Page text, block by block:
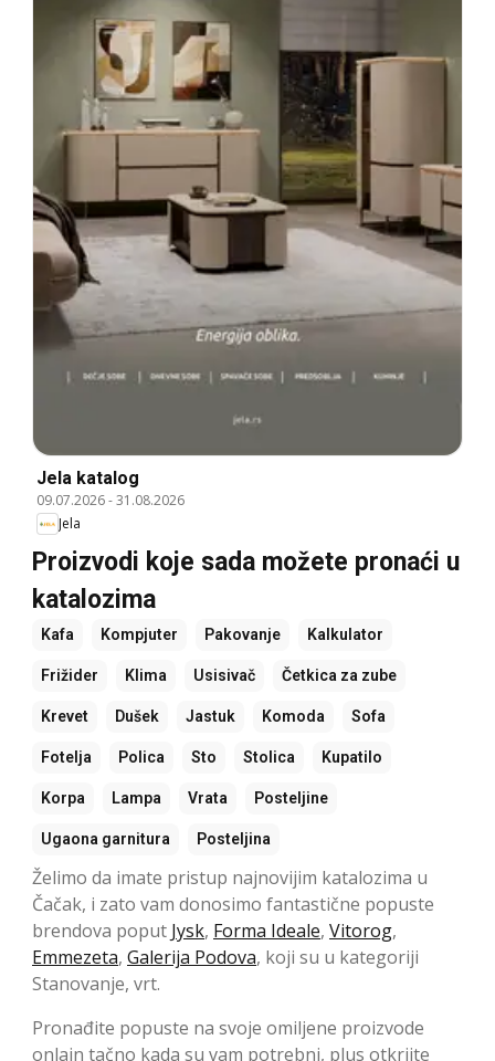
Jela katalog
09.07.2026-31.08.2026
Jela
Proizvodi koje sada možete pronaći u
katalozima
Kafa Kompjuter Pakovanje Kalkulator
Frižider Klima Usisivač Četkica za zube
Krevet Dušek Jastuk Komoda Sofa
Fotelja Polica Sto Stolica Kupatilo
Korpa Lampa Vrata Posteljine
Ugaona garnitura Posteljina
Želimo da imate pristup najnovijim katalozima u
Čačak, i zato vam donosimo fantastične popuste
brendova poput Jysk, Forma Ideale, Vitorog,
Emmezeta, Galerija Podova, koji su u kategoriji
Stanovanje, vrt.
Pronađite popuste na svoje omiljene proizvode
onlajn tačno kada su vam potrebni, plus otkrijte